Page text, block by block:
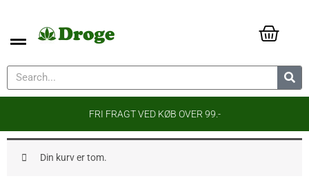
FRI FRAGT VED KØB OVER 99.-
Din kurv er tom.